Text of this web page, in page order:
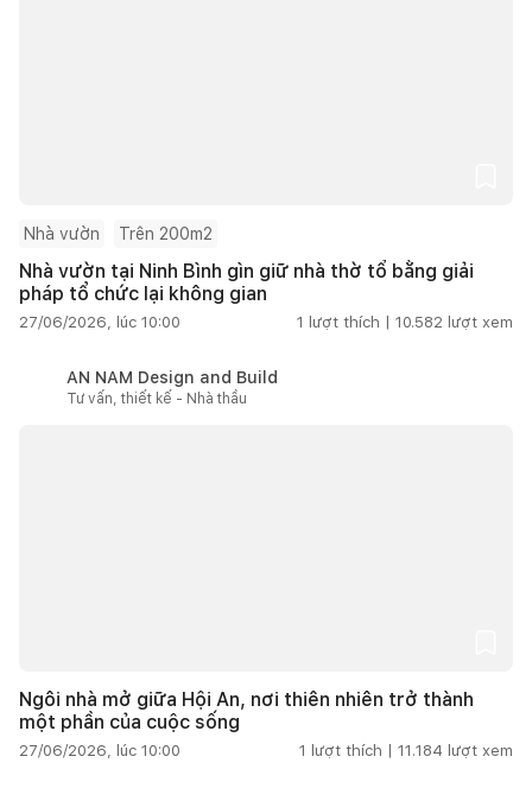
Nhà vườn Trên 200m2
Nhà vườn tại Ninh Bình gìn giữ nhà thờ tổ bằng giải
pháp tổ chức lại không gian
27/06/2026, lúc 10:00 1 lượt thích | 10.582 lượt xem
AN NAM Design and Build
Tư vấn, thiết kế - Nhà thầu
Ngôi nhà mở giữa Hội An, nơi thiên nhiên trở thành
một phần của cuộc sống
27/06/2026, lúc 10:00 1 lượt thích | 11.184 lượt xem